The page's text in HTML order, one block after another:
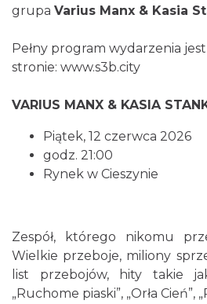
Cieszyn
Cieszyn
0.05 km
grupa Varius Manx & Kasia
Pełny program wydarzenia
stronie: www.s3b.city
VARIUS MANX & KASIA
Piątek, 12 czerwca 2026
godz. 21:00
Rynek w Cieszynie
Zespół, którego nikomu
Wielkie przeboje, miliony
list przebojów, hity takie
„Ruchome piaski”, „Orła Cień”,